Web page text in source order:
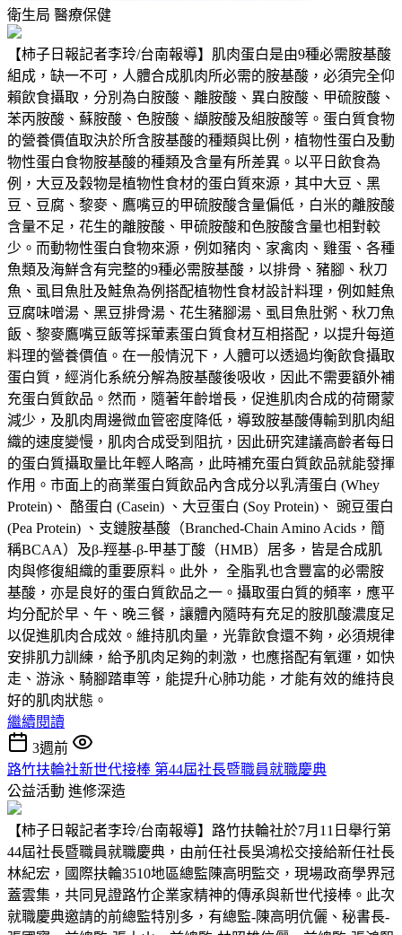
衛生局 醫療保健
【柿子日報記者李玲/台南報導】肌肉蛋白是由9種必需胺基酸
組成，缺一不可，人體合成肌肉所必需的胺基酸，必須完全仰
賴飲食攝取，分別為白胺酸、離胺酸、異白胺酸、甲硫胺酸、
苯丙胺酸、蘇胺酸、色胺酸、纈胺酸及組胺酸等。蛋白質食物
的營養價值取決於所含胺基酸的種類與比例，植物性蛋白及動
物性蛋白食物胺基酸的種類及含量有所差異。以平日飲食為
例，大豆及穀物是植物性食材的蛋白質來源，其中大豆、黑
豆、豆腐、黎麥、鷹嘴豆的甲硫胺酸含量偏低，白米的離胺酸
含量不足，花生的離胺酸、甲硫胺酸和色胺酸含量也相對較
少。而動物性蛋白食物來源，例如豬肉、家禽肉、雞蛋、各種
魚類及海鮮含有完整的9種必需胺基酸，以排骨、豬腳、秋刀
魚、虱目魚肚及鮭魚為例搭配植物性食材設計料理，例如鮭魚
豆腐味噌湯、黑豆排骨湯、花生豬腳湯、虱目魚肚粥、秋刀魚
飯、黎麥鷹嘴豆飯等採葷素蛋白質食材互相搭配，以提升每道
料理的營養價值。在一般情況下，人體可以透過均衡飲食攝取
蛋白質，經消化系統分解為胺基酸後吸收，因此不需要額外補
充蛋白質飲品。然而，隨著年齡增長，促進肌肉合成的荷爾蒙
減少，及肌肉周邊微血管密度降低，導致胺基酸傳輸到肌肉組
織的速度變慢，肌肉合成受到阻抗，因此研究建議高齡者每日
的蛋白質攝取量比年輕人略高，此時補充蛋白質飲品就能發揮
作用。市面上的商業蛋白質飲品內含成分以乳清蛋白 (Whey
Protein)、 酪蛋白 (Casein) 、大豆蛋白 (Soy Protein)、 豌豆蛋白
(Pea Protein) 、支鏈胺基酸（Branched-Chain Amino Acids，簡
稱BCAA）及β-羥基-β-甲基丁酸（HMB）居多，皆是合成肌
肉與修復組織的重要原料。此外， 全脂乳也含豐富的必需胺
基酸，亦是良好的蛋白質飲品之一。攝取蛋白質的頻率，應平
均分配於早、午、晚三餐，讓體內隨時有充足的胺肌酸濃度足
以促進肌肉合成效。維持肌肉量，光靠飲食還不夠，必須規律
安排肌力訓練，給予肌肉足夠的刺激，也應搭配有氧運，如快
走、游泳、騎腳踏車等，能提升心肺功能，才能有效的維持良
好的肌肉狀態。
繼續閱讀
3週前
路竹扶輪社新世代接棒 第44屆社長暨職員就職慶典
公益活動 進修深造
【柿子日報記者李玲/台南報導】路竹扶輪社於7月11日舉行第
44屆社長暨職員就職慶典，由前任社長吳鴻松交接給新任社長
林紀宏，國際扶輪3510地區總監陳高明監交，現場政商學界冠
蓋雲集，共同見證路竹企業家精神的傳承與新世代接棒。此次
就職慶典邀請的前總監特別多，有總監-陳高明伉儷、秘書長-